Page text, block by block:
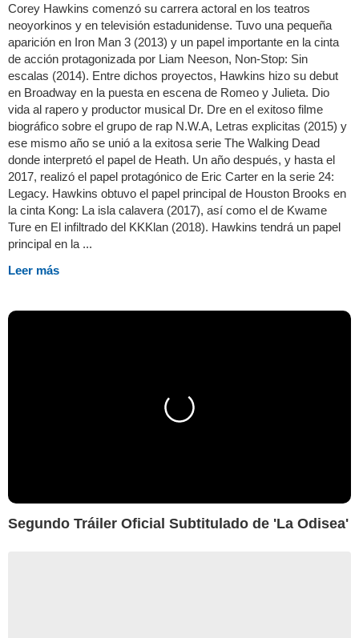
Corey Hawkins comenzó su carrera actoral en los teatros
neoyorkinos y en televisión estadunidense. Tuvo una pequeña
aparición en Iron Man 3 (2013) y un papel importante en la cinta
de acción protagonizada por Liam Neeson, Non-Stop: Sin
escalas (2014). Entre dichos proyectos, Hawkins hizo su debut
en Broadway en la puesta en escena de Romeo y Julieta. Dio
vida al rapero y productor musical Dr. Dre en el exitoso filme
biográfico sobre el grupo de rap N.W.A, Letras explicitas (2015) y
ese mismo año se unió a la exitosa serie The Walking Dead
donde interpretó el papel de Heath. Un año después, y hasta el
2017, realizó el papel protagónico de Eric Carter en la serie 24:
Legacy. Hawkins obtuvo el papel principal de Houston Brooks en
la cinta Kong: La isla calavera (2017), así como el de Kwame
Ture en El infiltrado del KKKlan (2018). Hawkins tendrá un papel
principal en la ...
Leer más
Segundo Tráiler Oficial Subtitulado de 'La Odisea'